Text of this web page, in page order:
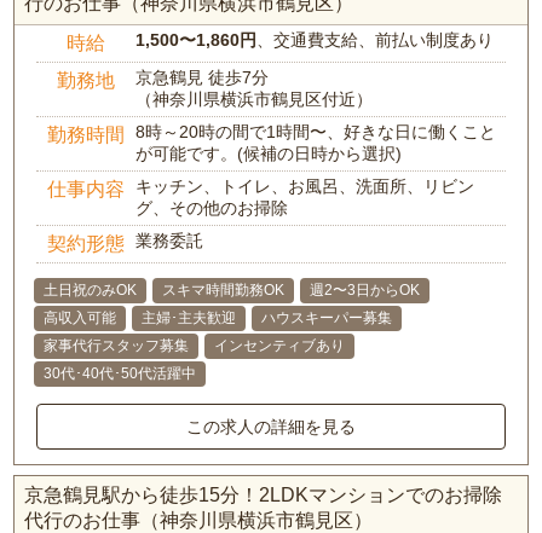
時給 1,500〜1,860円 、交通費支給、前払い制度あり
勤務地
京急鶴見 徒歩7分
（神奈川県横浜市鶴見区付近）
勤務時間
8時～20時の間で1時間〜、好きな日に働くこと
が可能です。(候補の日時から選択)
仕事内容
キッチン、トイレ、お風呂、洗面所、リビン
グ、その他のお掃除
契約形態 業務委託
土日祝のみOK スキマ時間勤務OK
週2〜3日からOK
高収入可能
主婦･主夫歓迎
ハウスキーパー募集
家事代行スタッフ募集
インセンティブあり
30代･40代･50代活躍中
この求人の詳細を見る
京急鶴見駅から徒歩15分！2LDKマンションでのお掃除
代行のお仕事（神奈川県横浜市鶴見区）